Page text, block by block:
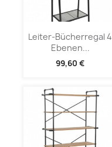
Leiter-Bücherregal 4
Ebenen...
99,60 €